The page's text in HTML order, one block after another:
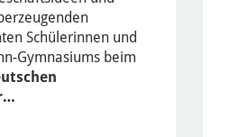
Schülerinnen und
Gymnasiums beim